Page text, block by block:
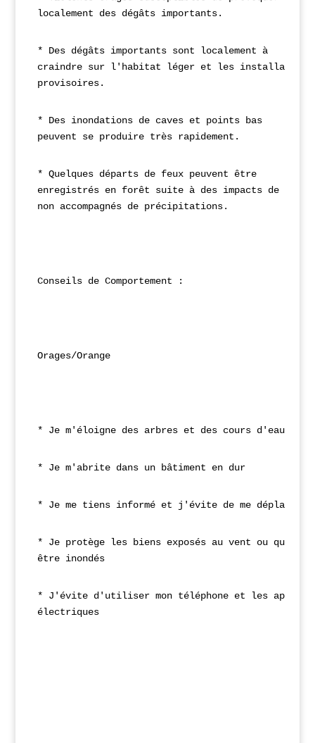
localement des dégâts importants.
* Des dégâts importants sont localement à
craindre sur l'habitat léger et les
provisoires.
* Des inondations de caves et points bas
peuvent se produire très rapidement.
* Quelques départs de feux peuvent être
enregistrés en forêt suite à des impacts de
non accompagnés de précipitations.
Conseils de Comportement :
Orages/Orange
* Je m'éloigne des arbres et des cours d'eau
* Je m'abrite dans un bâtiment en dur
* Je me tiens informé et j'évite de me déplacer
* Je protège les biens exposés au vent ou qui
être inondés
* J'évite d'utiliser mon téléphone et les
électriques